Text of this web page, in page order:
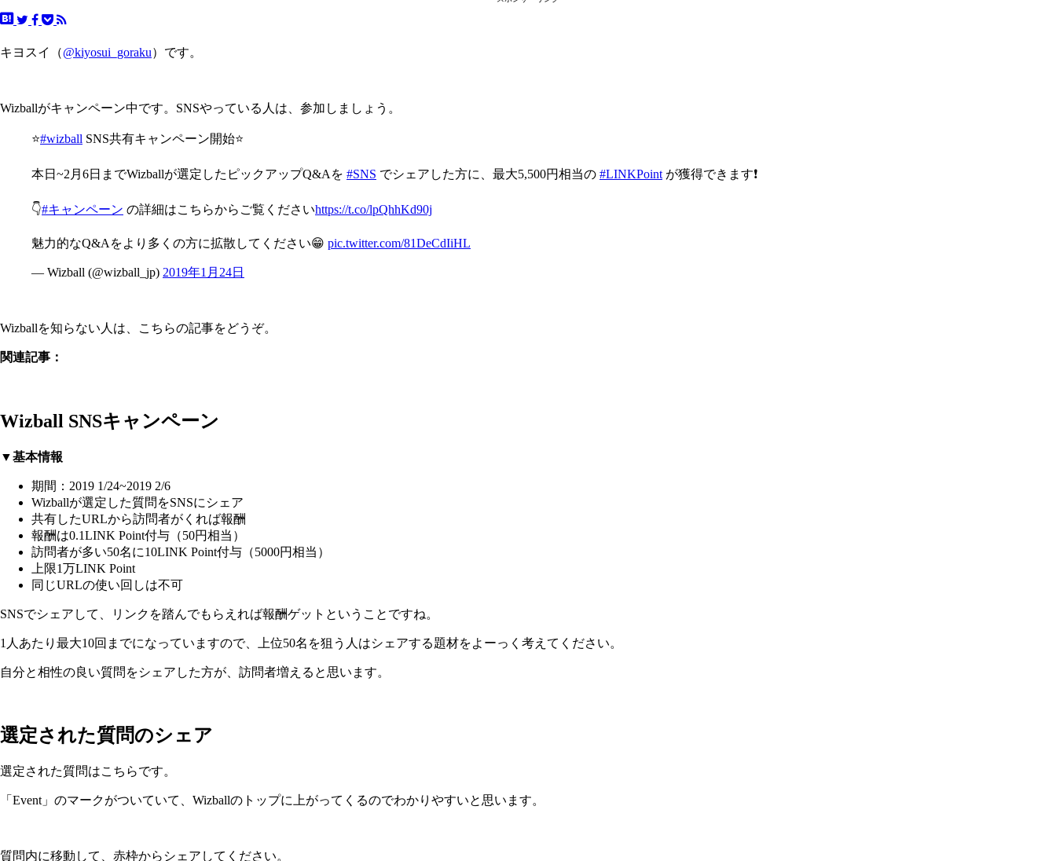
キヨスイ（@kiyosui_goraku）です。
Wizballがキャンペーン中です。SNSやっている人は、参加しましょう。
⭐️#wizball SNS共有キャンペーン開始⭐️
本日~2月6日までWizballが選定したピックアップQ&Aを #SNS でシェアした方に、最大5,500円相当の #LINKPoint が獲得できます❗️
👇#キャンペーン の詳細はこちらからご覧くださいhttps://t.co/lpQhhKd90j
魅力的なQ&Aをより多くの方に拡散してください😁 pic.twitter.com/81DeCdIiHL
— Wizball (@wizball_jp) 2019年1月24日
Wizballを知らない人は、こちらの記事をどうぞ。
関連記事：
Wizball SNSキャンペーン
▼基本情報
期間：2019 1/24~2019 2/6
Wizballが選定した質問をSNSにシェア
共有したURLから訪問者がくれば報酬
報酬は0.1LINK Point付与（50円相当）
訪問者が多い50名に10LINK Point付与（5000円相当）
上限1万LINK Point
同じURLの使い回しは不可
SNSでシェアして、リンクを踏んでもらえれば報酬ゲットということですね。
1人あたり最大10回までになっていますので、上位50名を狙う人はシェアする題材をよーっく考えてください。
自分と相性の良い質問をシェアした方が、訪問者増えると思います。
選定された質問のシェア
選定された質問はこちらです。
「Event」のマークがついていて、Wizballのトップに上がってくるのでわかりやすいと思います。
質問内に移動して、赤枠からシェアしてください。